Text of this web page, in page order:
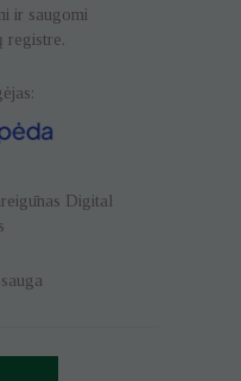
ir saugomi
registre.
Digital